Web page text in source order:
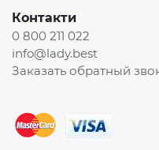
Контакти
0 800 211 022
info@lady.best
Заказать обратный